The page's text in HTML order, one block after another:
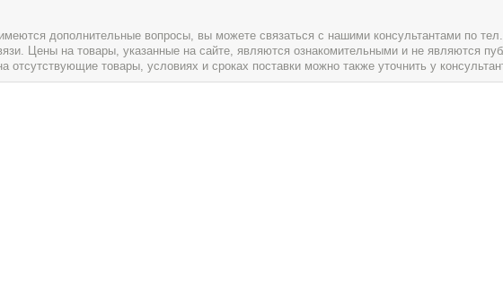
дополнительные вопросы, вы можете связаться с нашими консультантами по
Цены на товары, указанные на сайте, являются ознакомительными и не являются
товары, условиях и сроках поставки можно также уточнить у